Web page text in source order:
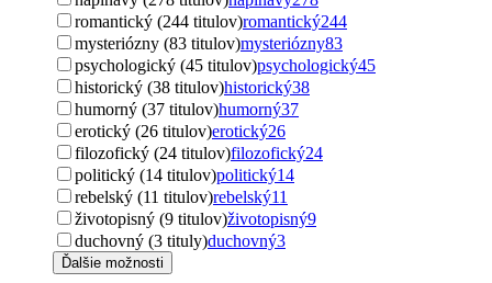
romantický (244 titulov)romantický244
mysteriózny (83 titulov)mysteriózny83
psychologický (45 titulov)psychologický45
historický (38 titulov)historický38
humorný (37 titulov)humorný37
erotický (26 titulov)erotický26
filozofický (24 titulov)filozofický24
politický (14 titulov)politický14
rebelský (11 titulov)rebelský11
životopisný (9 titulov)životopisný9
duchovný (3 tituly)duchovný3
Ďalšie možnosti